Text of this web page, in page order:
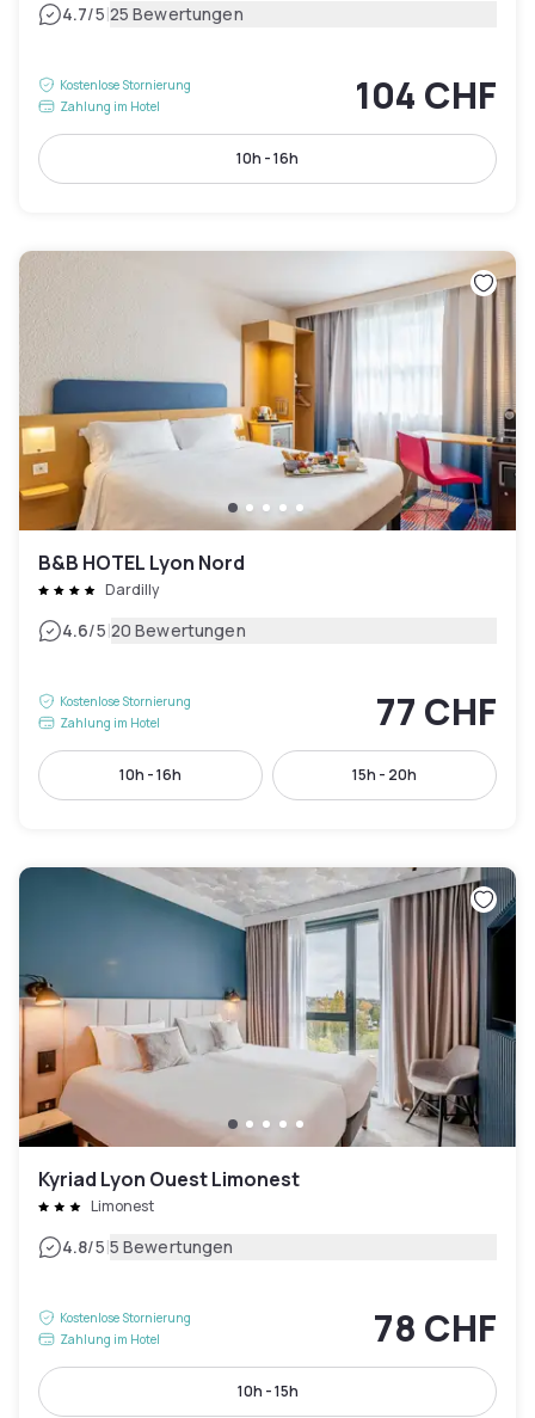
4.7/5|25 Bewertungen
Kostenlose Stornierung
Zahlung im Hotel
104 CHF
10h - 16h
B&B HOTEL Lyon Nord
Dardilly
4.6/5|20 Bewertungen
Kostenlose Stornierung
Zahlung im Hotel
77 CHF
10h - 16h 15h - 20h
Kyriad Lyon Ouest Limonest
Limonest
4.8/5|5 Bewertungen
Kostenlose Stornierung
Zahlung im Hotel
78 CHF
10h - 15h